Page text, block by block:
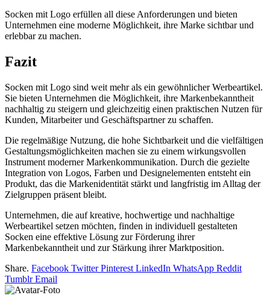
Socken mit Logo erfüllen all diese Anforderungen und bieten
Unternehmen eine moderne Möglichkeit, ihre Marke sichtbar und
erlebbar zu machen.
Fazit
Socken mit Logo sind weit mehr als ein gewöhnlicher Werbeartikel.
Sie bieten Unternehmen die Möglichkeit, ihre Markenbekanntheit
nachhaltig zu steigern und gleichzeitig einen praktischen Nutzen für
Kunden, Mitarbeiter und Geschäftspartner zu schaffen.
Die regelmäßige Nutzung, die hohe Sichtbarkeit und die vielfältigen
Gestaltungsmöglichkeiten machen sie zu einem wirkungsvollen
Instrument moderner Markenkommunikation. Durch die gezielte
Integration von Logos, Farben und Designelementen entsteht ein
Produkt, das die Markenidentität stärkt und langfristig im Alltag der
Zielgruppen präsent bleibt.
Unternehmen, die auf kreative, hochwertige und nachhaltige
Werbeartikel setzen möchten, finden in individuell gestalteten
Socken eine effektive Lösung zur Förderung ihrer
Markenbekanntheit und zur Stärkung ihrer Marktposition.
Share. Facebook Twitter Pinterest LinkedIn WhatsApp Reddit
Tumblr Email